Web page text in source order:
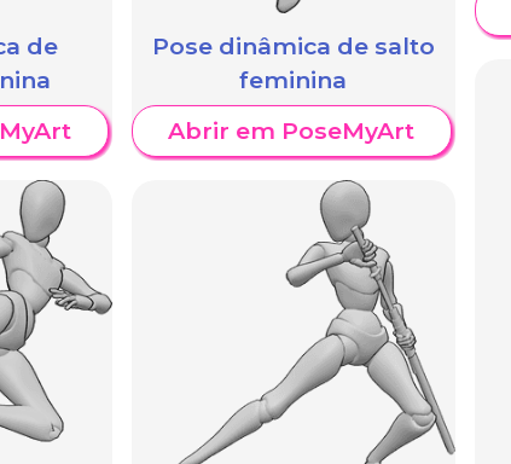
de
Pose dinâmica de salto
feminina
Abrir em PoseMyArt